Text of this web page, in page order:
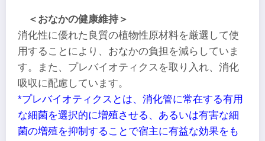
＜おなかの健康維持＞
消化性に優れた良質の植物性原材料を厳選して使
用することにより、おなかの負担を減らしていま
す。また、プレバイオティクスを取り入れ、消化
吸収に配慮しています。
*プレバイオティクスとは、消化管に常在する有用
な細菌を選択的に増殖させる、あるいは有害な細
菌の増殖を抑制することで宿主に有益な効果をも